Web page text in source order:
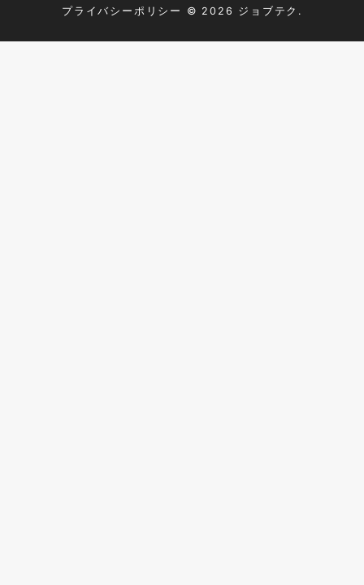
プライバシーポリシー © 2026 ジョブテク.